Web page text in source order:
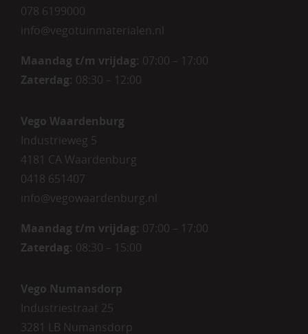
078 6199000
info@vegotuinmaterialen.nl
Maandag t/m vrijdag: 07:00 – 17:00
Zaterdag: 08:30 – 12:00
Vego Waardenburg
Industrieweg 5
4181 CA Waardenburg
0418 651407
info@vegowaardenburg.nl
Maandag t/m vrijdag: 07:00 – 17:00
Zaterdag: 08:30 – 15:00
Vego Numansdorp
Industriestraat 25
3281 LB Numansdorp